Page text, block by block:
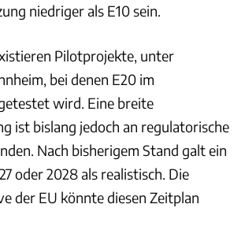
niedriger als E10 sein.
Pilotprojekte, unter
bei denen E20 im
wird. Eine breite
ist bislang jedoch an regulatorische
Nach bisherigem Stand galt ein
oder 2028 als realistisch. Die
der EU könnte diesen Zeitplan